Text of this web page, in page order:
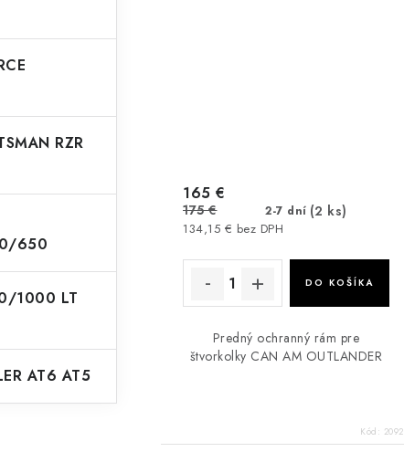
RZR
650
1000 LT
AT6 AT5
2-7 dní (2 ks)
134,15 € bez DPH
165 €
175 €
DO KOŠÍKA
Predný ochranný rám pre
štvorkolky CAN AM OUTLANDER
Kód: 2092